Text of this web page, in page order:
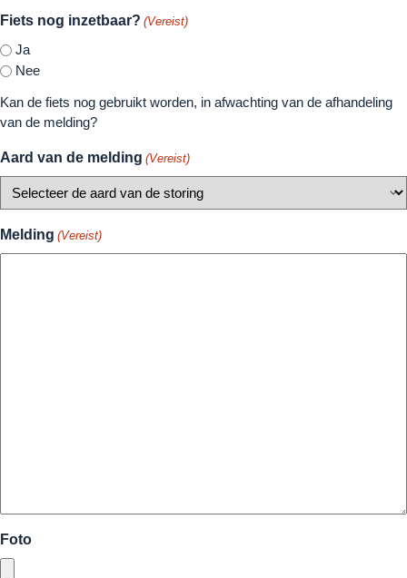
Fiets nog inzetbaar? (Vereist)
Ja
Nee
Kan de fiets nog gebruikt worden, in afwachting van de afhandeling
van de melding?
Aard van de melding (Vereist)
Melding (Vereist)
Foto